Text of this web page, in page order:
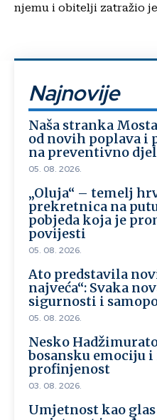
njemu i obitelji zatražio
Najnovije
Naša stranka
od novih poplava i
na preventivno
05. 08. 2026.
„Oluja“ – temelj
prekretnica na
pobjeda koja je
povijesti
05. 08. 2026.
Ato predstavila
najveća“: Svaka
sigurnosti i
05. 08. 2026.
Nesko
bosansku emociju
profinjenost
03. 08. 2026.
Umjetnost kao